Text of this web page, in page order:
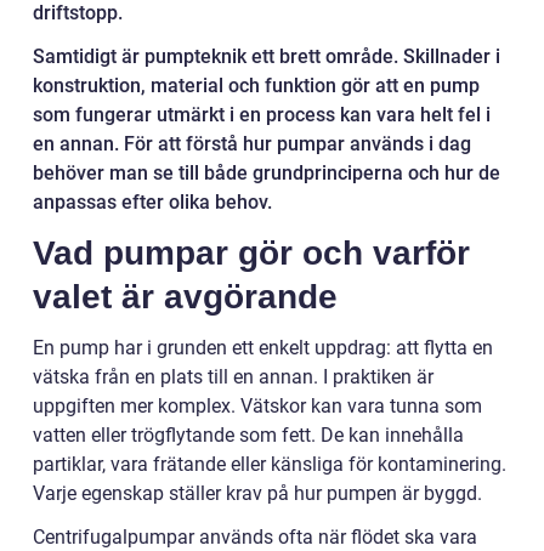
driftstopp.
Samtidigt är pumpteknik ett brett område. Skillnader i
konstruktion, material och funktion gör att en pump
som fungerar utmärkt i en process kan vara helt fel i
en annan. För att förstå hur pumpar används i dag
behöver man se till både grundprinciperna och hur de
anpassas efter olika behov.
Vad pumpar gör och varför
valet är avgörande
En pump har i grunden ett enkelt uppdrag: att flytta en
vätska från en plats till en annan. I praktiken är
uppgiften mer komplex. Vätskor kan vara tunna som
vatten eller trögflytande som fett. De kan innehålla
partiklar, vara frätande eller känsliga för kontaminering.
Varje egenskap ställer krav på hur pumpen är byggd.
Centrifugalpumpar används ofta när flödet ska vara